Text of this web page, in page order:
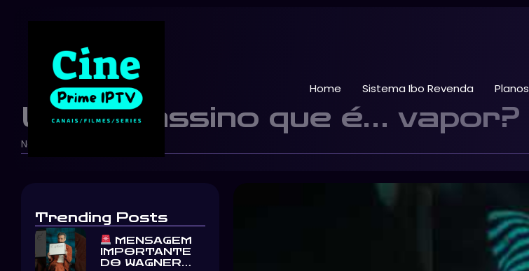
Home Sistema Ibo Revenda Planos
Um assassino que é… vapor?
Netflix Brasil
Trending Posts
MENSAGEM
IMPORTANTE
DO WAGNER…